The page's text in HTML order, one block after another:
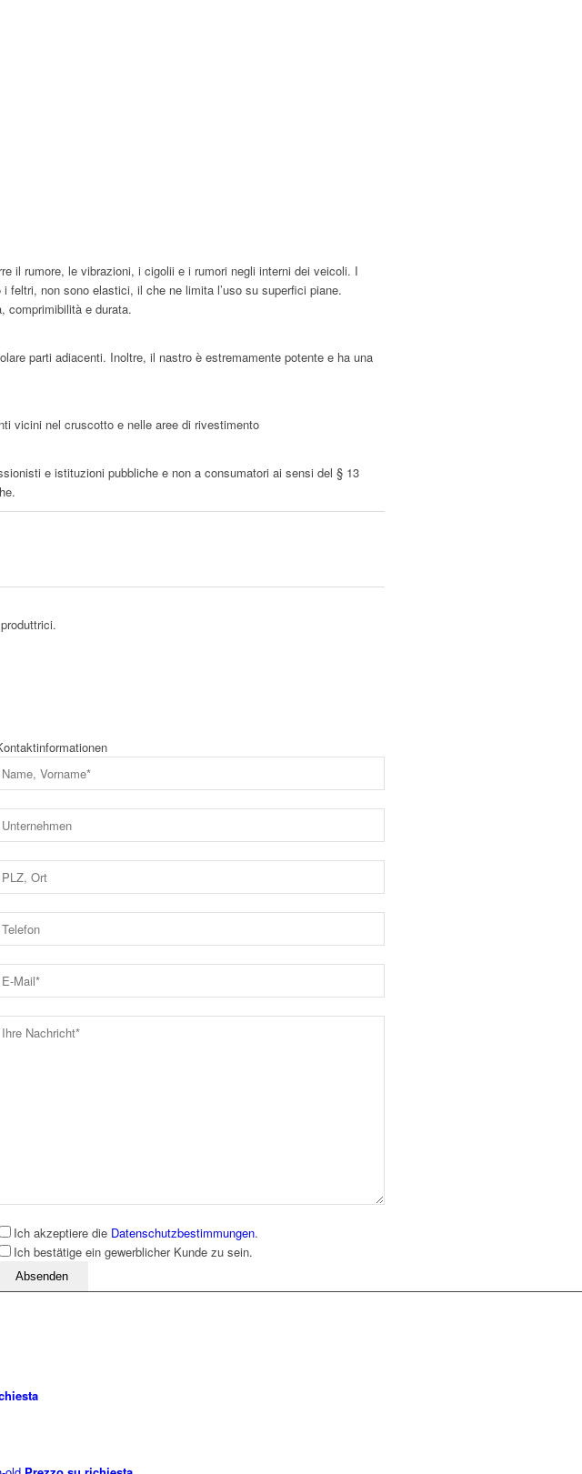
il rumore, le vibrazioni, i cigolii e i rumori negli interni dei veicoli. I
non sono elastici, il che ne limita l’uso su superfici piane.
comprimibilità e durata.
parti adiacenti. Inoltre, il nastro è estremamente potente e ha una
vicini nel cruscotto e nelle aree di rivestimento
e istituzioni pubbliche e non a consumatori ai sensi del § 13
Ich akzeptiere die Datenschutzbestimmungen.
Ich bestätige ein gewerblicher Kunde zu sein.
Bitte lassen Sie dieses Feld leer